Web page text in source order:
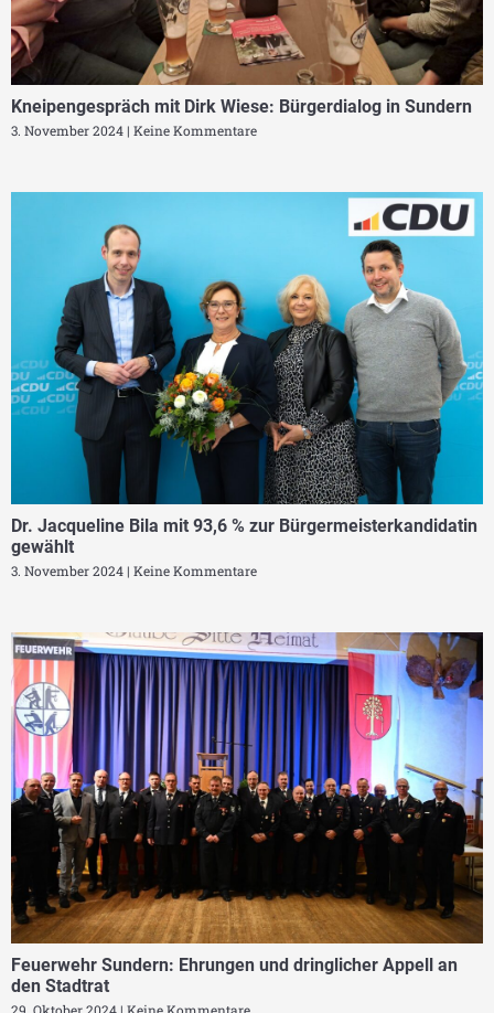
Kneipengespräch mit Dirk Wiese: Bürgerdialog in Sundern
3. November 2024 Keine Kommentare
Dr. Jacqueline Bila mit 93,6 % zur Bürgermeisterkandidatin
gewählt
3. November 2024 Keine Kommentare
Feuerwehr Sundern: Ehrungen und dringlicher Appell an
den Stadtrat